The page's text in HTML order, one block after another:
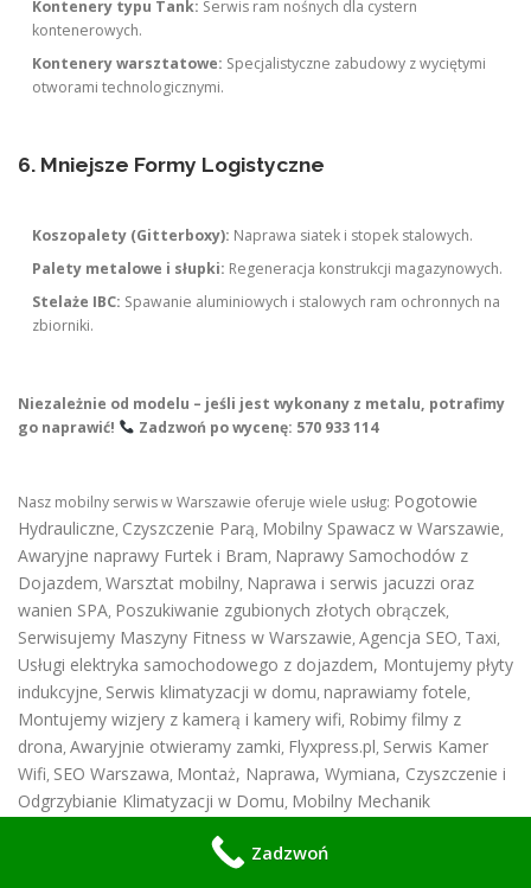
Kontenery typu Tank: Serwis ram nośnych dla cystern
kontenerowych.
Kontenery warsztatowe: Specjalistyczne zabudowy z wyciętymi
otworami technologicznymi.
6. Mniejsze Formy Logistyczne
Koszopalety (Gitterboxy): Naprawa siatek i stopek stalowych.
Palety metalowe i słupki: Regeneracja konstrukcji magazynowych.
Stelaże IBC: Spawanie aluminiowych i stalowych ram ochronnych na
zbiorniki.
Niezależnie od modelu – jeśli jest wykonany z metalu, potrafimy
go naprawić!
Zadzwoń po wycenę: 570 933 114
Nasz mobilny serwis w Warszawie oferuje wiele usług: Pogotowie
Hydrauliczne, Czyszczenie Parą, Mobilny Spawacz w Warszawie,
Awaryjne naprawy Furtek i Bram, Naprawy Samochodów z
Dojazdem, Warsztat mobilny, Naprawa i serwis jacuzzi oraz
wanien SPA, Poszukiwanie zgubionych złotych obrączek,
Serwisujemy Maszyny Fitness w Warszawie, Agencja SEO, Taxi,
Usługi elektryka samochodowego z dojazdem, Montujemy płyty
indukcyjne, Serwis klimatyzacji w domu, naprawiamy fotele,
Montujemy wizjery z kamerą i kamery wifi, Robimy filmy z
drona, Awaryjnie otwieramy zamki, Flyxpress.pl, Serwis Kamer
Wifi, SEO Warszawa, Montaż, Naprawa, Wymiana, Czyszczenie i
Odgrzybianie Klimatyzacji w Domu, Mobilny Mechanik
skorzystania z naszych usług w Warszawie i okolicach. Posiadamy też
Zadzwoń